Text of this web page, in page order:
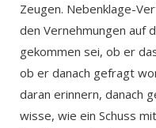
Zeugen. Nebenklage-
den Vernehmungen auf
gekommen sei, ob er
ob er danach gefragt
daran erinnern, danach
wisse, wie ein Schuss